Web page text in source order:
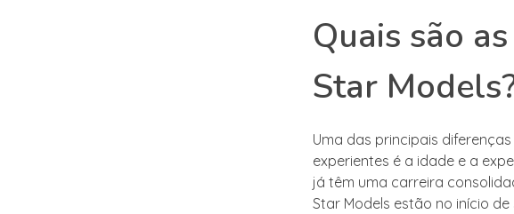
Quais são
Star
Uma das principais
experientes é a idade e a
já têm uma carreira
Star Models estão no início